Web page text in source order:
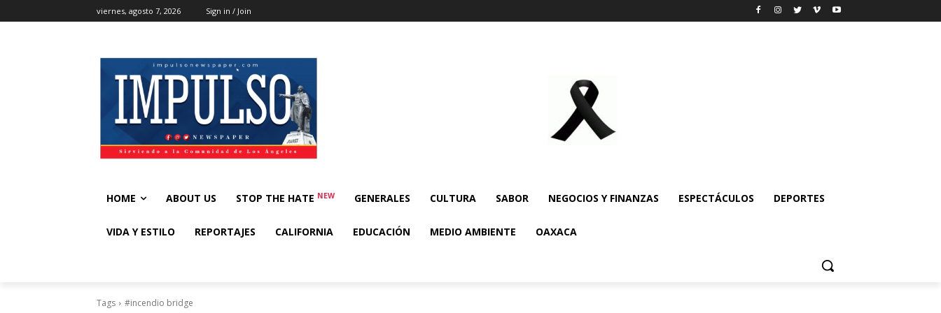
viernes, agosto 7, 2026 Sign in / Join
HOME ABOUT US STOP THE HATE NEW GENERALES CULTURA SABOR NEGOCIOS Y FINANZAS ESPECTÁCULOS DEPORTES
VIDA Y ESTILO REPORTAJES CALIFORNIA EDUCACIÓN MEDIO AMBIENTE OAXACA
Tags #incendio bridge